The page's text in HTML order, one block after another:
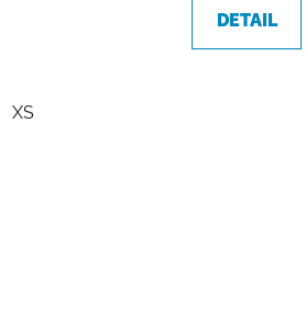
DETAIL
XS